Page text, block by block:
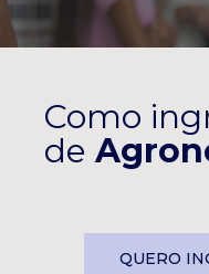
Como
de
QUERO